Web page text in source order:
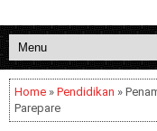
Home » Pendidikan »
Parepare